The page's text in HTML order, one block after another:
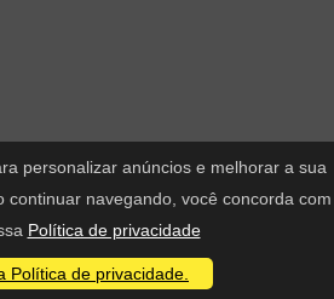
personalizar anúncios e melhorar a sua
continuar navegando, você concorda com
Política de privacidade
Política de privacidade.